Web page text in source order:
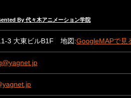
By 代々木アニメーション学院
3 大東ビルB1F 地図:GoogleMAPで見